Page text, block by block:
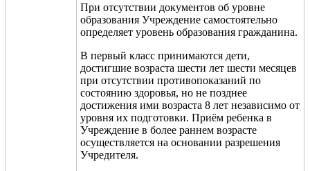
При отсутствии документов об уровне
образования Учреждение самостоятельно
определяет уровень образования гражданина.
В первый класс принимаются дети,
достигшие возраста шести лет шести месяцев
при отсутствии противопоказаний по
состоянию здоровья, но не позднее
достижения ими возраста 8 лет независимо от
уровня их подготовки. Приём ребенка в
Учреждение в более раннем возрасте
осуществляется на основании разрешения
Учредителя.